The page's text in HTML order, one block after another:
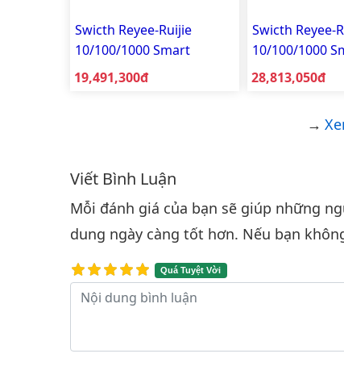
Swicth Reyee-Ruijie
10/100/1000 Smart
Managed RG-S2915-
24GT4MS-L
Giá bán:
19,491,300đ
Swicth Reyee-
10/100/1000
Managed RG-
48GT4MS-L
Giá bán:
28,813,050đ
Bình luận & Đánh giá
Viết Bình Luận
Mỗi đánh giá của bạn sẽ giúp những
dung ngày càng tốt hơn. Nếu bạn
Quá Tuyệt Vời
Nội dung bình luận